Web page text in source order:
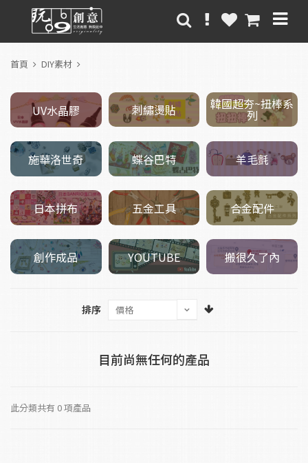
首頁 DIY素材
UV水晶膠 刺繡燙貼 韓國超夯~扭棒系
列
施華洛世奇 蝶谷巴特 羊毛氈
日本拼布 五金工具 合金配件
創作成品 YOUTUBE 搬很久了內
排序
目前尚無任何的產品
此分類共有 0 項產品